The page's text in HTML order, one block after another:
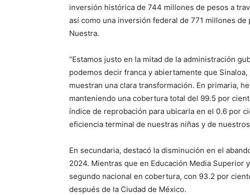
inversión histórica de 744 millones de pesos a
así como una inversión federal de 771 millones de
Nuestra.
“Estamos justo en la mitad de la administración
podemos decir franca y abiertamente que
muestran una clara transformación. En primaria,
manteniendo una cobertura total del 99.5 por
índice de reprobación para ubicarla en el 0.6 por
eficiencia terminal de nuestras niñas y de
En secundaria, destacó la disminución en el
2024. Mientras que en Educación Media Superior
segundo nacional en cobertura, con 93.2 por
después de la Ciudad de México.